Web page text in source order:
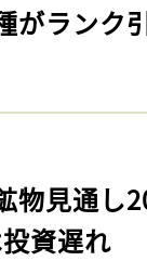
がランク
物見通
資遅れ
入りに
ンが必
グイン